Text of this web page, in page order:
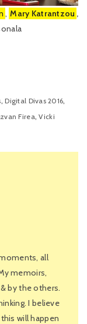
, Mary Katrantzou ,
,Digital Divas 2016,
Firea,Vicki
all
memoirs,
by the others.
I believe
will happen